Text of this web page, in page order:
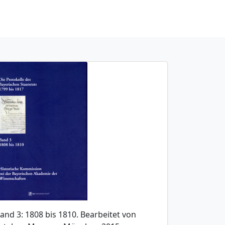
3: 1808 bis 1810. Bearbeitet von